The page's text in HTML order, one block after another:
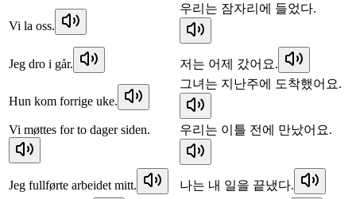
Vi la oss.
우리는 잠자리에 들었다.
Jeg dro i går. 저는 어제 갔어요.
Hun kom forrige uke.
그녀는 지난주에 도착했어요.
Vi møttes for to dager siden. 우리는 이틀 전에 만났어요.
Jeg fullførte arbeidet mitt. 나는 내 일을 끝냈다.